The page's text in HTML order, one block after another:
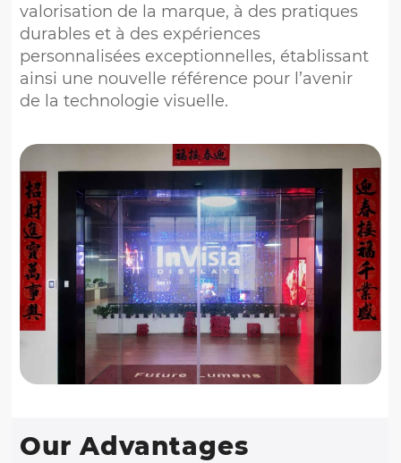
valorisation de la marque, à des pratiques
durables et à des expériences
personnalisées exceptionnelles, établissant
ainsi une nouvelle référence pour l’avenir
de la technologie visuelle.
Our Advantages